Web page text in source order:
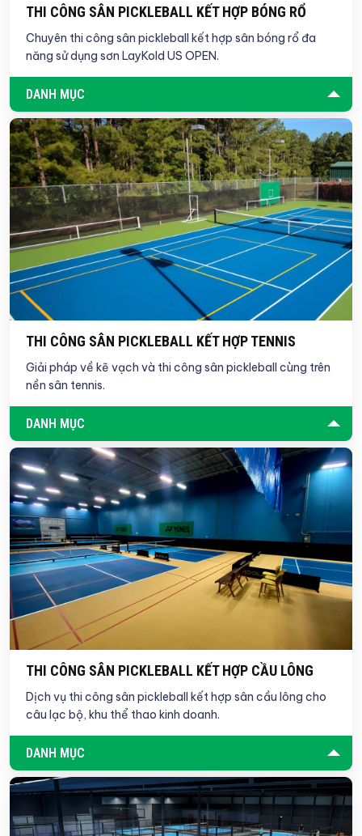
THI CÔNG SÂN PICKLEBALL KẾT HỢP BÓNG RỔ
Chuyên thi công sân pickleball kết hợp sân bóng rổ đa
DANH MỤC
THI CÔNG SÂN PICKLEBALL KẾT HỢP TENNIS
Giải pháp về kẽ vạch và thi công sân pickleball cùng trên
DANH MỤC
THI CÔNG SÂN PICKLEBALL KẾT HỢP CẦU LÔNG
Dịch vụ thi công sân pickleball kết hợp sân cầu lông cho
câu lạc bộ, khu thể thao kinh doanh.
DANH MỤC